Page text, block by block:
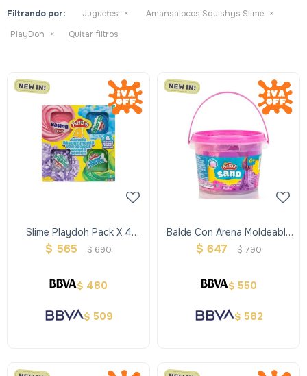
Filtrando por: Juguetes
Amansalocos Squishys Slime
PlayDoh
Quitar filtros
Slime Playdoh Pack X 4
Variedades
$ 565 $690
$ 480
$ 509
Balde Con Arena Moldeable
Y Estirable Sand 2 Colores
$ 647 $790
$ 550
$ 582